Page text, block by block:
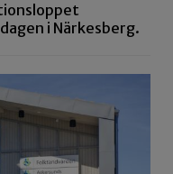
i Närkesberg.